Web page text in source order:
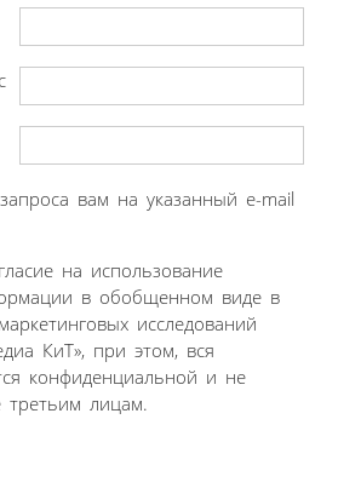
вам на указанный e-mail
на использование
в обобщенном виде в
исследований
КиТ», при этом, вся
конфиденциальной и не
третьим лицам.